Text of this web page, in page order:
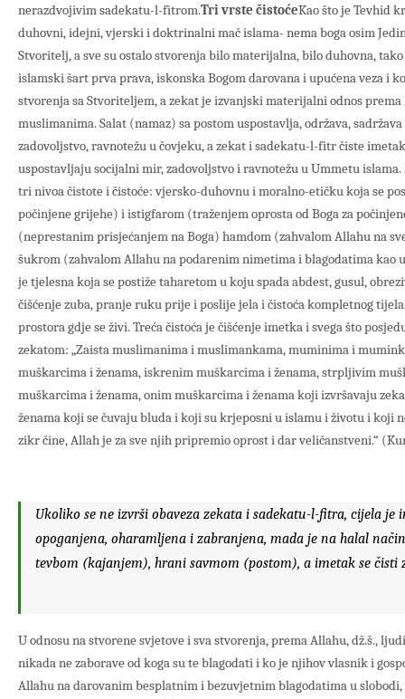
nerazdvojivim sadekatu-l-fitrom.Tri vrste čistoćeKao što je Tevhid
duhovni, idejni, vjerski i doktrinalni mač islama- nema boga osim
Stvoritelj, a sve su ostalo stvorenja bilo materijalna, bilo duhovna,
islamski šart prva prava, iskonska Bogom darovana i upućena veza i
stvorenja sa Stvoriteljem, a zekat je izvanjski materijalni odnos prema
muslimanima. Salat (namaz) sa postom uspostavlja, održava,
zadovoljstvo, ravnotežu u čovjeku, a zekat i sadekatu-l-fitr čiste
uspostavljaju socijalni mir, zadovoljstvo i ravnotežu u Ummetu
tri nivoa čistote i čistoće: vjersko-duhovnu i moralno-etičku koja se
počinjene grijehe) i istigfarom (traženjem oprosta od Boga za
(neprestanim prisjećanjem na Boga) hamdom (zahvalom Allahu na
šukrom (zahvalom Allahu na podarenim nimetima i blagodatima kao
je tjelesna koja se postiže taharetom u koju spada abdest, gusul,
čišćenje zuba, pranje ruku prije i poslije jela i čistoća kompletnog
prostora gdje se živi. Treća čistoća je čišćenje imetka i svega što
zekatom: „Zaista muslimanima i muslimankama, muminima i
muškarcima i ženama, iskrenim muškarcima i ženama, strpljivim
muškarcima i ženama, onim muškarcima i ženama koji izvršavaju
ženama koji se čuvaju bluda i koji su krjeposni u islamu i životu i koji
zikr čine, Allah je za sve njih pripremio oprost i dar veličanstveni.“
Ukoliko se ne izvrši obaveza zekata i sadekatu-l-fitra, cijela je
opoganjena, oharamljena i zabranjena, mada je na halal
tevbom (kajanjem), hrani savmom (postom), a imetak se čisti
U odnosu na stvorene svjetove i sva stvorenja, prema Allahu, dž.š.,
nikada ne zaborave od koga su te blagodati i ko je njihov vlasnik i
Allahu na darovanim besplatnim i bezuvjetnim blagodatima u